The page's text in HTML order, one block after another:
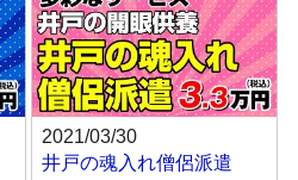
2021/03/30
井戸の魂入れ僧侶派遣